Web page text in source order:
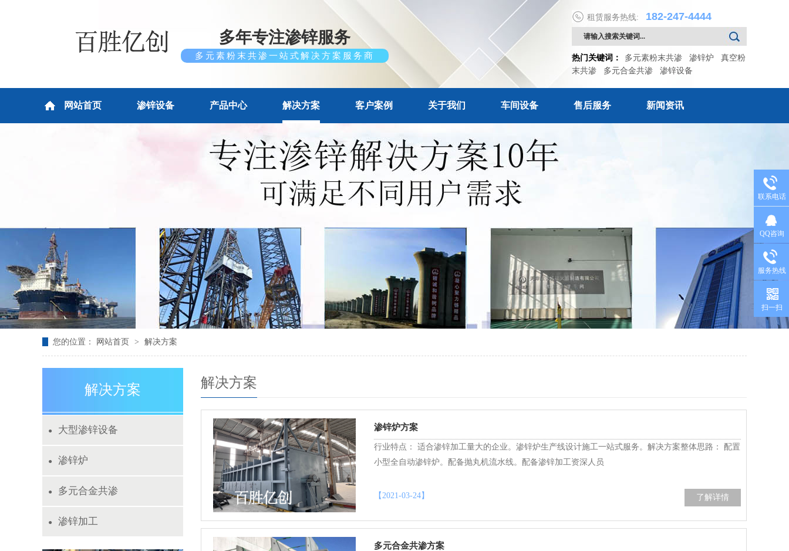
多年专注渗锌服务
多元素粉末共渗一站式解决方案服务商
租赁服务热线: 182-247-4444
热门关键词： 多元素粉末共渗 渗锌炉
真空粉
末共渗
多元合金共渗 渗锌设备
网站首页 渗锌设备 产品中心 解决方案 客户案例 关于我们 车间设备 售后服务 新闻资讯
您的位置： 网站首页 > 解决方案
解决方案
● 大型渗锌设备
● 渗锌炉
● 多元合金共渗
● 渗锌加工
解决方案
渗锌炉方案
行业特点： 适合渗锌加工量大的企业。渗锌炉生产线设计施工一站式服务。解决方案整体思路： 配置
小型全自动渗锌炉。配备抛丸机流水线。配备渗锌加工资深人员
【2021-03-24】 了解详情
多元合金共渗方案
联系电话
QQ咨询
服务热线
扫一扫